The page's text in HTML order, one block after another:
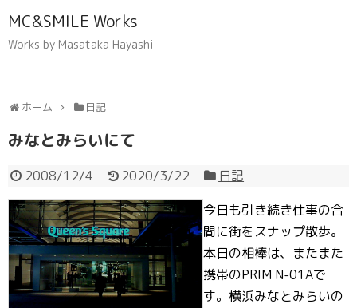
MC&SMILE Works
Works by Masataka Hayashi
ホーム 日記
みなとみらいにて
2008/12/4 2020/3/22
日記
今日も引き続き仕事の合
間に街をスナップ散歩。
本日の相棒は、またまた
携帯のPRIM N-01Aで
す。横浜みなとみらいの